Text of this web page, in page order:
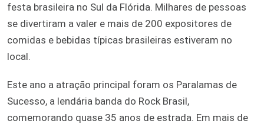
festa brasileira no Sul da Flórida. Milhares de pessoas
se divertiram a valer e mais de 200 expositores de
comidas e bebidas típicas brasileiras estiveram no
local.
Este ano a atração principal foram os Paralamas de
Sucesso, a lendária banda do Rock Brasil,
comemorando quase 35 anos de estrada. Em mais de